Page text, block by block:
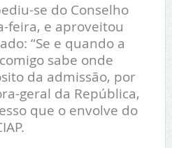
se do Conselho
feira, e aproveitou
“Se e quando a
sabe onde
da admissão, por
geral da República,
que o envolve do